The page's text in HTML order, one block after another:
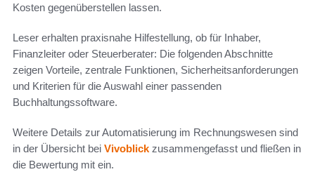
Kosten gegenüberstellen lassen.
Leser erhalten praxisnahe Hilfestellung, ob für Inhaber,
Finanzleiter oder Steuerberater: Die folgenden Abschnitte
zeigen Vorteile, zentrale Funktionen, Sicherheitsanforderungen
und Kriterien für die Auswahl einer passenden
Buchhaltungssoftware.
Weitere Details zur Automatisierung im Rechnungswesen sind
in der Übersicht bei Vivoblick zusammengefasst und fließen in
die Bewertung mit ein.